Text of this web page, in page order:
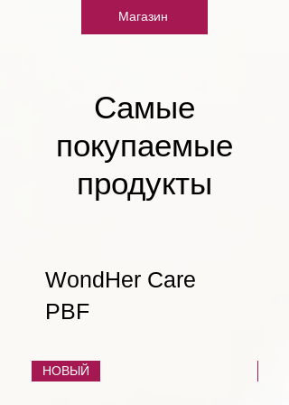
Магазин
Самые
покупаемые
продукты
WondHer Care
PBF
НОВЫЙ